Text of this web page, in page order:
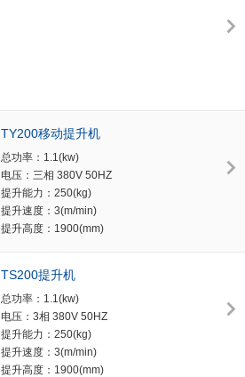
TY200移动提升机
总功率：1.1(kw)
电压：三相 380V 50HZ
提升能力：250(kg)
提升速度：3(m/min)
提升高度：1900(mm)
TS200提升机
总功率：1.1(kw)
电压：3相 380V 50HZ
提升能力：250(kg)
提升速度：3(m/min)
提升高度：1900(mm)